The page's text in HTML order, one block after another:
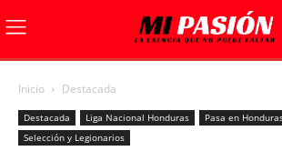
Inicio Destacada
Destacada Liga Nacional Honduras
Pasa en
Selección y Legionarios